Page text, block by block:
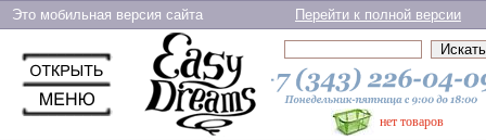
Это мобильная версия сайта Перейти к полной версии
нет товаров